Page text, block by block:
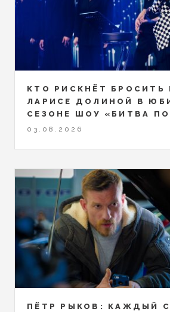
КТО РИСКНЁТ БРОСИТЬ
ЛАРИСЕ ДОЛИНОЙ В
СЕЗОНЕ ШОУ «БИТВА
03.08.2026
ПЁТР РЫКОВ: КАЖДЫЙ